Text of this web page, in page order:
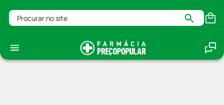
Procurar no site